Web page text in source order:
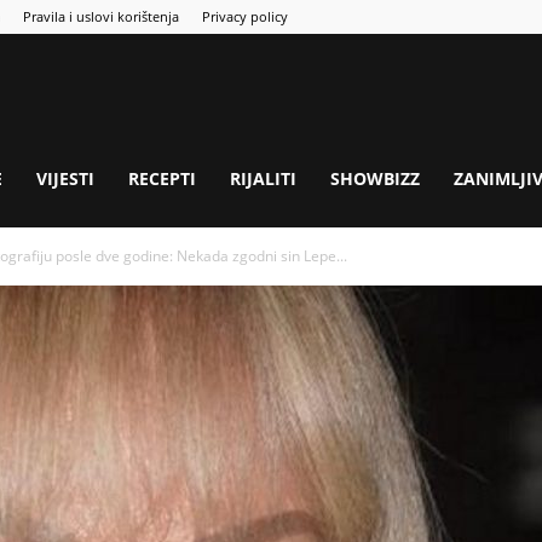
Pravila i uslovi korištenja Privacy policy
VIJESTI RECEPTI RIJALITI SHOWBIZZ
posle dve godine: Nekada zgodni sin Lepe...